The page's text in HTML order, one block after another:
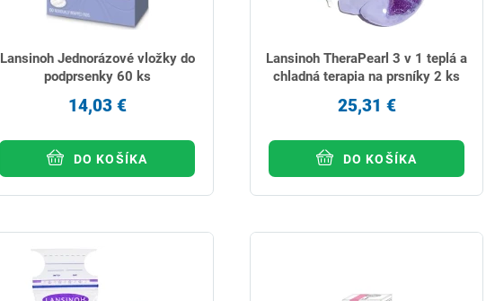
Lansinoh Jednorázové vložky do
podprsenky 60 ks
14,03 €
DO KOŠÍKA
Lansinoh TheraPearl 3 v 1 teplá a
chladná terapia na prsníky 2 ks
25,31 €
DO KOŠÍKA